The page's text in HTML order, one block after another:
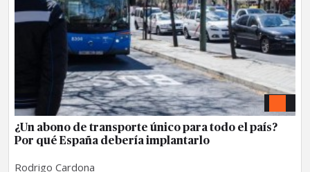
¿Un abono de transporte único para todo el país?
Por qué España debería implantarlo
Rodrigo Cardona